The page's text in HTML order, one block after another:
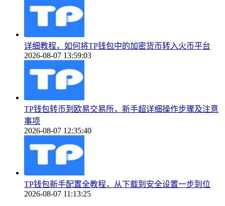
详细教程，如何将TP钱包中的加密货币转入火币平台
2026-08-07 13:59:03
TP钱包转币到欧易交易所，新手超详细操作步骤及注意
事项
2026-08-07 12:35:40
TP钱包新手配置全教程，从下载到安全设置一步到位
2026-08-07 11:13:25